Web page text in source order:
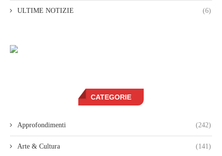
ULTIME NOTIZIE (6)
CATEGORIE
Approfondimenti (242)
Arte & Cultura (141)